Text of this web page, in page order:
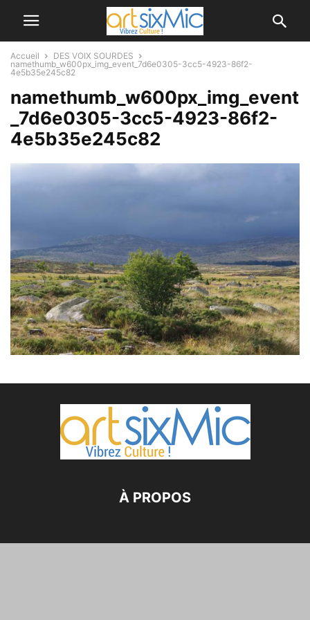
Accueil
DES VOIX SOURDES
namethumb_w600px_img_event_7d6e0305-3cc5-4923-86f2-
4e5b35e245c82
namethumb_w600px_img_event
_7d6e0305-3cc5-4923-86f2-
4e5b35e245c82
À PROPOS